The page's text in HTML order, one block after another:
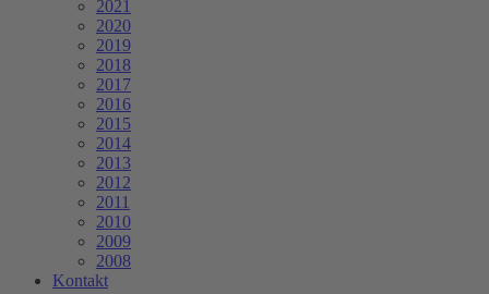
2021
2020
2019
2018
2017
2016
2015
2014
2013
2012
2011
2010
2009
2008
Kontakt